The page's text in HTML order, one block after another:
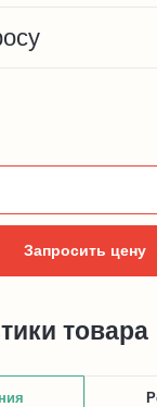
Запросить цену
товара